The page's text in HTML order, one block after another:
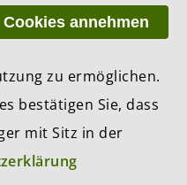
KKR Global
Mit
US-Dollar
grössten
Cookies annehmen
zu ermöglichen.
bestätigen Sie, dass
mit Sitz in der